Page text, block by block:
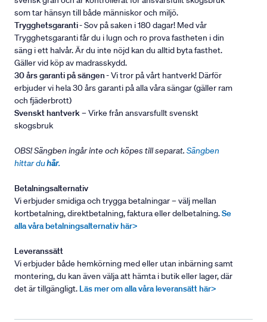
som tar hänsyn till både människor och miljö.
Trygghetsgaranti- Sov på saken i 180 dagar! Med vår
Trygghetsgaranti får du i lugn och ro prova fastheten i din
säng i ett halvår. Är du inte nöjd kan du alltid byta fasthet.
Gäller vid köp av madrasskydd.
30 års garanti på sängen- Vi tror på vårt hantverk! Därför
erbjuder vi hela 30 års garanti på alla våra sängar (gäller ram
och fjäderbrott)
Svenskt hantverk– Virke från ansvarsfullt svenskt
skogsbruk
OBS! Sängben ingår inte och köpes till separat. Sängben
hittar duhär.
Betalningsalternativ
Vi erbjuder smidiga och trygga betalningar – välj mellan
kortbetalning, direktbetalning, faktura eller delbetalning.Se
alla våra betalningsalternativ här>
Leveranssätt
Vi erbjuder både hemkörning med eller utan inbärning samt
montering, du kan även välja att hämta i butik eller lager, där
det är tillgängligt. Läs mer om alla våra leveransätt här>